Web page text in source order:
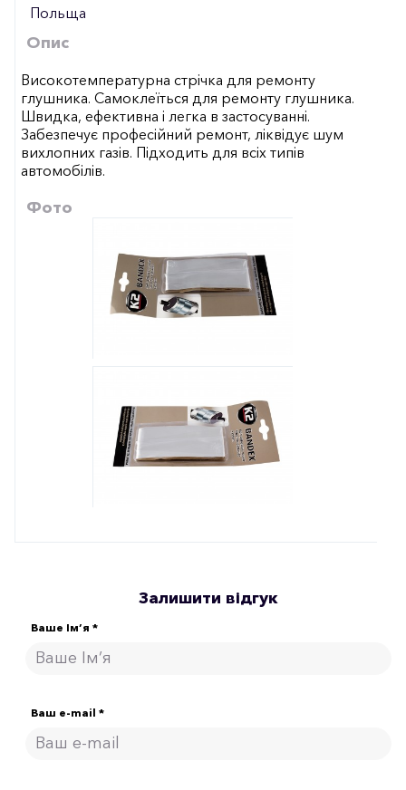
Польща
Опис
Високотемпературна стрічка для ремонту
глушника. Самоклеїться для ремонту глушника.
Швидка, ефективна і легка в застосуванні.
Забезпечує професійний ремонт, ліквідує шум
вихлопних газів. Підходить для всіх типів
автомобілів.
Фото
Залишити відгук
Ваше Ім’я *
Ваш e-mail *